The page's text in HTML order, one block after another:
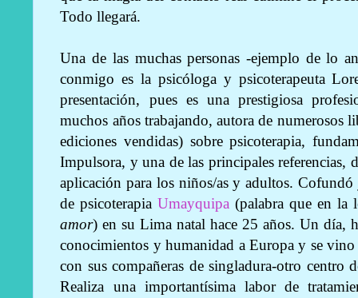
Todo llegará.
Una de las muchas personas -ejemplo de lo
conmigo es la psicóloga y psicoterapeuta
presentación, pues es una prestigiosa
muchos años trabajando, autora de numerosos
ediciones vendidas) sobre psicoterapia,
Impulsora, y una de las principales referencias,
aplicación para los niños/as y adultos.
de psicoterapiaUmayquipa (palabra que en la
amor) en su Lima natal hace 25 años. Un día,
conocimientos y humanidad a Europa y se
con sus compañeras de singladura-otro centro
Realiza una importantísima labor de